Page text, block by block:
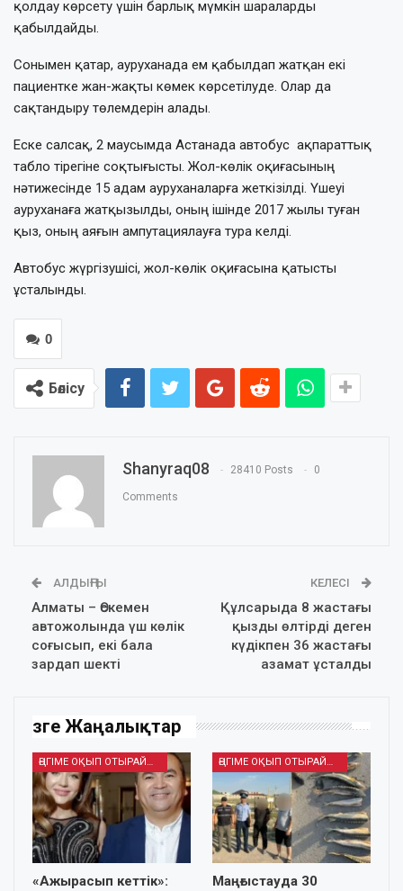
қолдау көрсету үшін барлық мүмкін шараларды
қабылдайды.
Сонымен қатар, ауруханада ем қабылдап жатқан екі
пациентке жан-жақты көмек көрсетілуде. Олар да
сақтандыру төлемдерін алады.
Еске салсақ, 2 маусымда Астанада автобус ақпараттық
табло тірегіне соқтығысты. Жол-көлік оқиғасының
нәтижесінде 15 адам ауруханаларға жеткізілді. Үшеуі
ауруханаға жатқызылды, оның ішінде 2017 жылы туған
қыз, оның аяғын ампутациялауға тура келді.
Автобус жүргізушісі, жол-көлік оқиғасына қатысты
ұсталынды.
0
Бөлісу
Shanyraq08 28410 Posts 0
Comments
АЛДЫҢҒЫ
Алматы – Өскемен
автожолында үш көлік
соғысып, екі бала
зардап шекті
КЕЛЕСІ
Құлсарыда 8 жастағы
қызды өлтірді деген
күдікпен 36 жастағы
азамат ұсталды
Өзге Жаңалықтар
ӘҢГІМЕ ОҚЫП ОТЫРАЙЫҚ
«Ажырасып кеттік»:
ӘҢГІМЕ ОҚЫП ОТЫРАЙЫҚ
Маңғыстауда 30